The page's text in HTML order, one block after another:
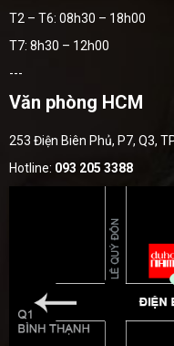
T2 – T6: 08h30 – 18h00
T7: 8h30 – 12h00
---
Văn phòng HCM
253 Điện Biên Phủ, P7, Q3,
Hotline: 093 205 3388